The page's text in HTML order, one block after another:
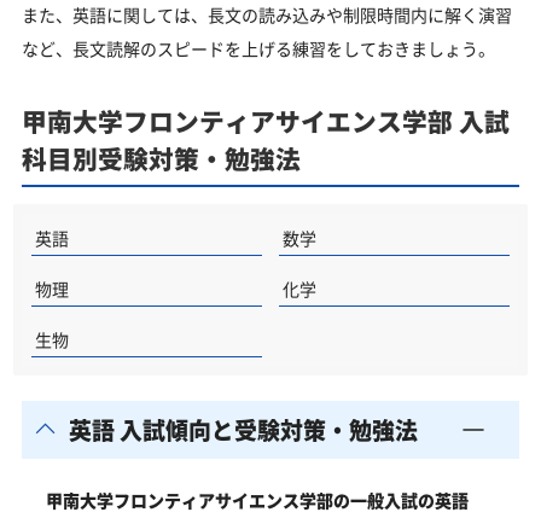
ろ？
甲南大学フロンティアサイエンス学部の周辺地図
「甲南大学フロンティアサイエンス学部に受かる気
がしない」とやる気をなくしている受験生へ
受験勉強を始めるのが遅くても甲南大学フロンティ
アサイエンス学部に合格できる？
大学受験対策いつから始める？学年・時期別の勉強
浪人生、社会人の方の甲南大学フロンティアサイエ
ンス学部合格に向けた受験対策も実施
甲南大学の他の学部
また、英語に関しては、長文の読み込みや制限時間内に解く演習
など、長文読解のスピードを上げる練習をしておきましょう。
甲南大学フロンティアサイエンス学部 入試
科目別受験対策・勉強法
英語 数学
物理 化学
生物
英語 入試傾向と受験対策・勉強法
甲南大学フロンティアサイエンス学部の一般入試の英語